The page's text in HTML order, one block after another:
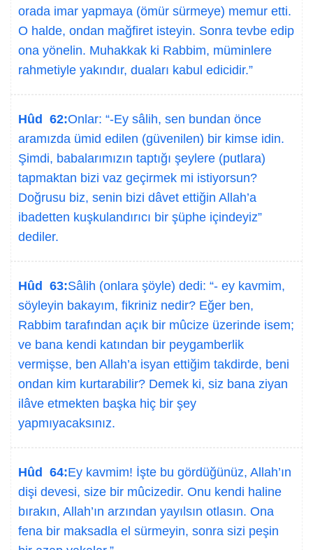
orada imar yapmaya (ömür sürmeye) memur etti.
O halde, ondan mağfiret isteyin. Sonra tevbe edip
ona yönelin. Muhakkak ki Rabbim, müminlere
rahmetiyle yakındır, duaları kabul edicidir.”
Hûd 62:Onlar: “-Ey sâlih, sen bundan önce
aramızda ümid edilen (güvenilen) bir kimse idin.
Şimdi, babalarımızın taptığı şeylere (putlara)
tapmaktan bizi vaz geçirmek mi istiyorsun?
Doğrusu biz, senin bizi dâvet ettiğin Allah’a
ibadetten kuşkulandırıcı bir şüphe içindeyiz”
dediler.
Hûd 63:Sâlih (onlara şöyle) dedi: “- ey kavmim,
söyleyin bakayım, fikriniz nedir? Eğer ben,
Rabbim tarafından açık bir mûcize üzerinde isem;
ve bana kendi katından bir peygamberlik
vermişse, ben Allah’a isyan ettiğim takdirde, beni
ondan kim kurtarabilir? Demek ki, siz bana ziyan
ilâve etmekten başka hiç bir şey
yapmıyacaksınız.
Hûd 64:Ey kavmim! İşte bu gördüğünüz, Allah’ın
dişi devesi, size bir mûcizedir. Onu kendi haline
bırakın, Allah’ın arzından yayılsın otlasın. Ona
fena bir maksadla el sürmeyin, sonra sizi peşin